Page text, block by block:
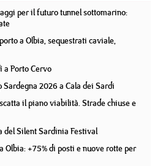
per il futuro tunnel sottomarino:
a Olbia, sequestrati caviale,
Porto Cervo
Sardegna 2026 a Cala dei Sardi
il piano viabilità. Strade chiuse e
del Silent Sardinia Festival
Olbia: +75% di posti e nuove rotte per